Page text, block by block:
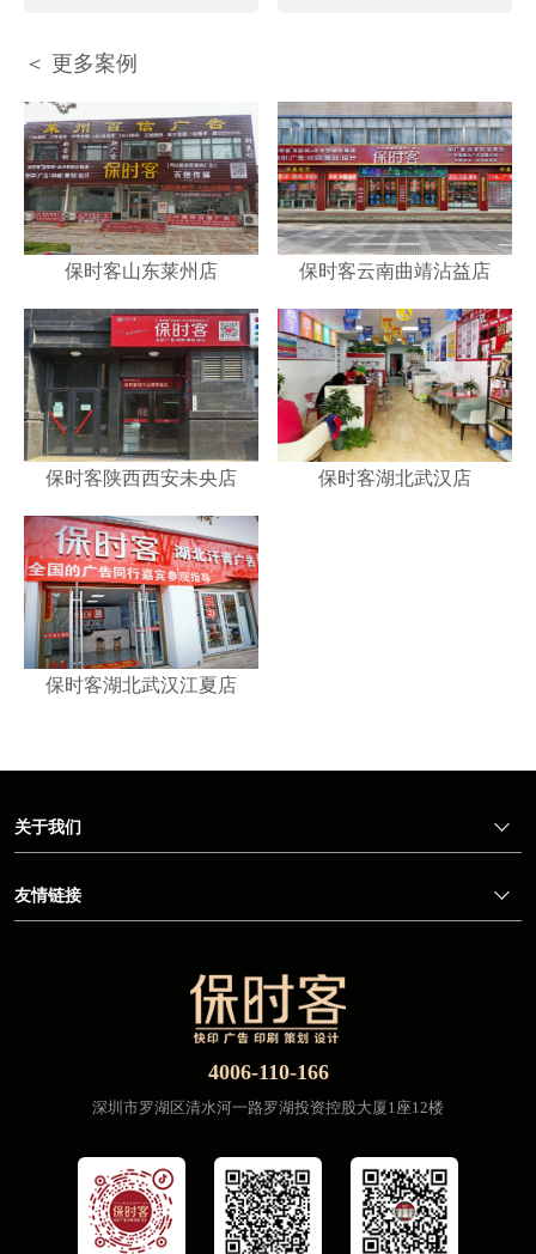
＜ 更多案例
保时客山东莱州店 保时客云南曲靖沾益店
保时客陕西西安未央店 保时客湖北武汉店
保时客湖北武汉江夏店
4006-110-166
深圳市罗湖区清水河一路罗湖投资控股大厦1座12楼
关于我们
友情链接